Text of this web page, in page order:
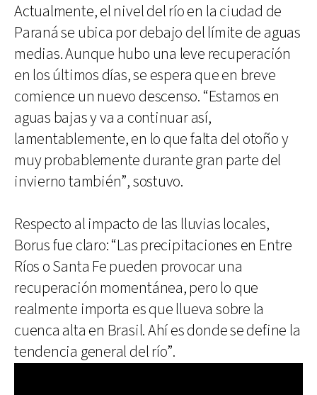
Actualmente, el nivel del río en la ciudad de
Paraná se ubica por debajo del límite de aguas
medias. Aunque hubo una leve recuperación
en los últimos días, se espera que en breve
comience un nuevo descenso. “Estamos en
aguas bajas y va a continuar así,
lamentablemente, en lo que falta del otoño y
muy probablemente durante gran parte del
invierno también”, sostuvo.
Respecto al impacto de las lluvias locales,
Borus fue claro: “Las precipitaciones en Entre
Ríos o Santa Fe pueden provocar una
recuperación momentánea, pero lo que
realmente importa es que llueva sobre la
cuenca alta en Brasil. Ahí es donde se define la
tendencia general del río”.